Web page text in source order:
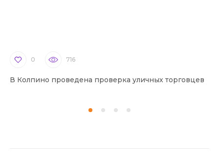
0 716
В Колпино проведена проверка уличных торговцев